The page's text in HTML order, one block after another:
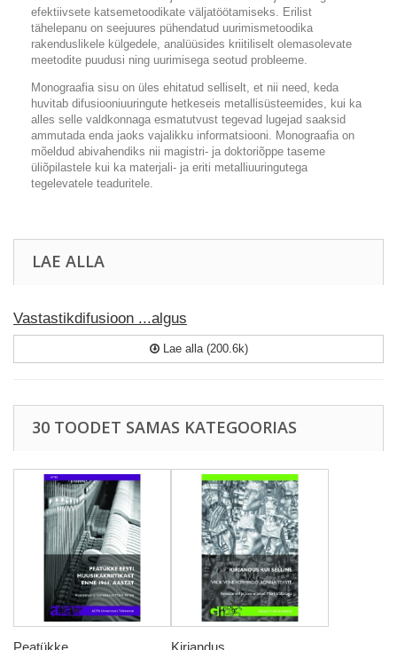
efektiivsete katsemetoodikate väljatöötamiseks. Erilist
tähelepanu on seejuures pühendatud uurimismetoodika
rakenduslikele külgedele, analüüsides kriitiliselt olemasolevate
meetodite puudusi ning uurimisega seotud probleeme.
Monograafia sisu on üles ehitatud selliselt, et nii need, keda
huvitab difusiooniuuringute hetkeseis metallisüsteemides, kui ka
alles selle valdkonnaga esmatutvust tegevad lugejad saaksid
ammutada enda jaoks vajalikku informatsiooni. Monograafia on
mõeldud abivahendiks nii magistri- ja doktoriõppe taseme
üliõpilastele kui ka materjali- ja eriti metalliuuringutega
tegelevatele teaduritele.
LAE ALLA
Vastastikdifusioon ...algus
Lae alla (200.6k)
30 TOODET SAMAS KATEGOORIAS
Peatükke... Kirjandus...